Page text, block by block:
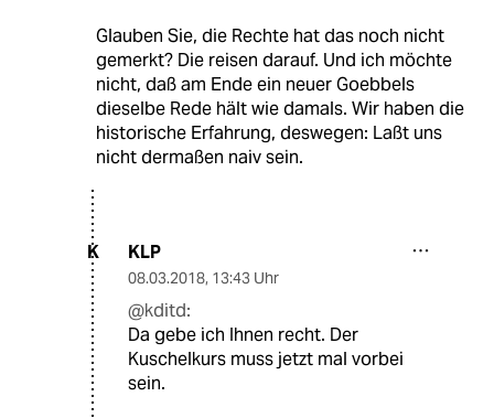
Glauben Sie, die Rechte hat das noch nicht
gemerkt? Die reisen darauf. Und ich möchte
nicht, daß am Ende ein neuer Goebbels
dieselbe Rede hält wie damals. Wir haben die
historische Erfahrung, deswegen: Laßt uns
nicht dermaßen naiv sein.
K KLP
08.03.2018, 13:43 Uhr
@kditd:
Da gebe ich Ihnen recht. Der
Kuschelkurs muss jetzt mal vorbei
sein.